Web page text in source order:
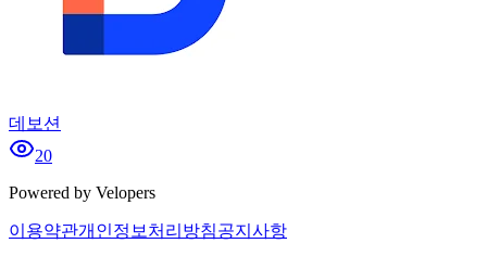
데보션
20
Powered by Velopers
이용약관개인정보처리방침공지사항